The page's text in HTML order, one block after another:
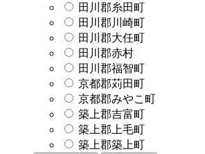
田川郡糸田町
田川郡川崎町
田川郡大任町
田川郡赤村
田川郡福智町
京都郡苅田町
京都郡みやこ町
築上郡吉富町
築上郡上毛町
築上郡築上町